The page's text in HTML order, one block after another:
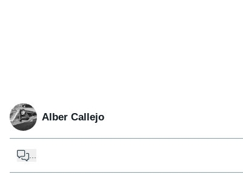
Alber Callejo
...